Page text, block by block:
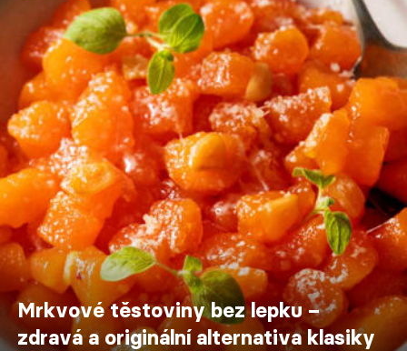
Mrkvové těstoviny bez lepku –
zdravá a originální alternativa klasiky